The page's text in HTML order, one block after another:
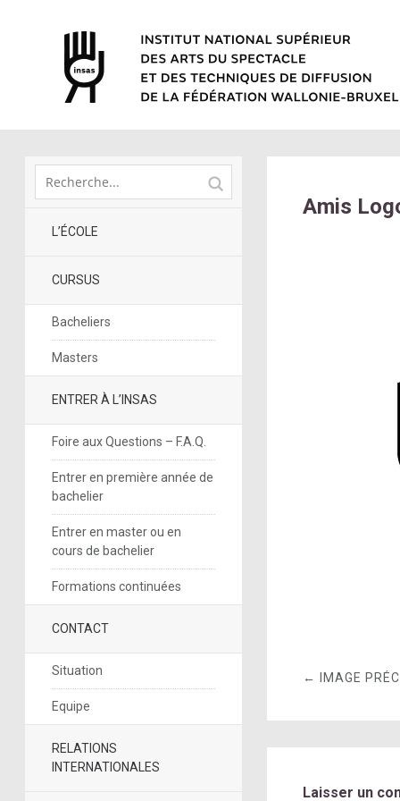
L’ÉCOLE
CURSUS
Bacheliers
Masters
ENTRER À L’INSAS
Foire aux Questions – F.A.Q.
Entrer en première année de
bachelier
Entrer en master ou en
cours de bachelier
Formations continuées
CONTACT
Situation
Equipe
RELATIONS
INTERNATIONALES
Amis
← IMAGE
Laisser un